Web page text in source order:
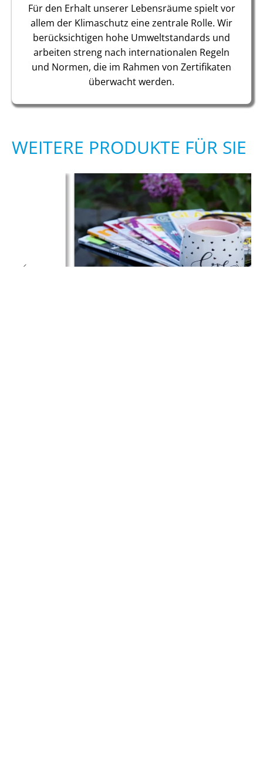
Für den Erhalt unserer Lebensräume spielt vor
allem der Klimaschutz eine zentrale Rolle. Wir
berücksichtigen hohe Umweltstandards und
arbeiten streng nach internationalen Regeln
und Normen, die im Rahmen von Zertifikaten
überwacht werden.
WEITERE PRODUKTE FÜR SIE